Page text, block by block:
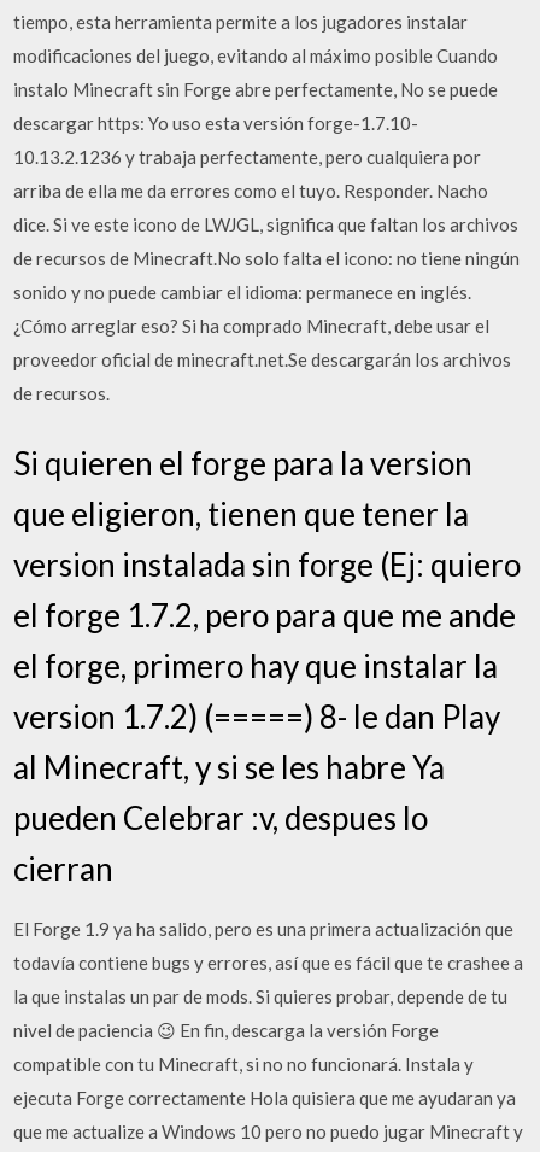
tiempo, esta herramienta permite a los jugadores instalar
modificaciones del juego, evitando al máximo posible Cuando
instalo Minecraft sin Forge abre perfectamente, No se puede
descargar https: Yo uso esta versión forge-1.7.10-
10.13.2.1236 y trabaja perfectamente, pero cualquiera por
arriba de ella me da errores como el tuyo. Responder. Nacho
dice. Si ve este icono de LWJGL, significa que faltan los archivos
de recursos de Minecraft.No solo falta el icono: no tiene ningún
sonido y no puede cambiar el idioma: permanece en inglés.
¿Cómo arreglar eso? Si ha comprado Minecraft, debe usar el
proveedor oficial de minecraft.net.Se descargarán los archivos
de recursos.
Si quieren el forge para la version
que eligieron, tienen que tener la
version instalada sin forge (Ej: quiero
el forge 1.7.2, pero para que me ande
el forge, primero hay que instalar la
version 1.7.2) (=====) 8- le dan Play
al Minecraft, y si se les habre Ya
pueden Celebrar :v, despues lo
cierran
El Forge 1.9 ya ha salido, pero es una primera actualización que
todavía contiene bugs y errores, así que es fácil que te crashee a
la que instalas un par de mods. Si quieres probar, depende de tu
nivel de paciencia 😉 En fin, descarga la versión Forge
compatible con tu Minecraft, si no no funcionará. Instala y
ejecuta Forge correctamente Hola quisiera que me ayudaran ya
que me actualize a Windows 10 pero no puedo jugar Minecraft y